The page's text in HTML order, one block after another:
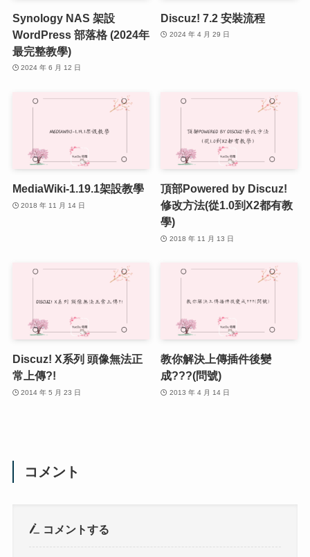
Synology NAS 架設
WordPress 部落格 (2024年
最完整教學)
2024 年 6 月 12 日
Discuz! 7.2 安裝流程
2024 年 4 月 29 日
MediaWiki-1.19.1架設教學
2018 年 11 月 14 日
頂部Powered by Discuz!
修改方法(從1.0到X2都有教
學)
2018 年 11 月 13 日
Discuz! X系列 頭像無法正
常上傳?!
2014 年 5 月 23 日
教你解決上傳插件後變
成???(問號)
2013 年 4 月 14 日
コメント
コメントする